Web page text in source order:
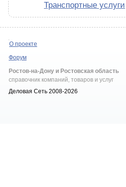
Транспортные услуги
О проекте
Форум
Ростов-на-Дону и Ростовская область
справочник компаний, товаров и услуг
Деловая Сеть 2008-2026